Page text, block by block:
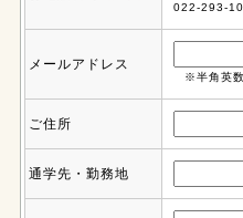
022-293-
メールアドレス
※半角英数
ご住所
通学先・勤務地